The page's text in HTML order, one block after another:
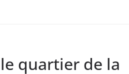
quartier de la